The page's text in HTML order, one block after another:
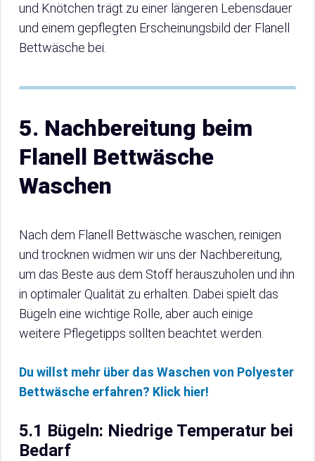
und Knötchen trägt zu einer längeren Lebensdauer
und einem gepflegten Erscheinungsbild der Flanell
Bettwäsche bei.
5. Nachbereitung beim
Flanell Bettwäsche
Waschen
Nach dem Flanell Bettwäsche waschen, reinigen
und trocknen widmen wir uns der Nachbereitung,
um das Beste aus dem Stoff herauszuholen und ihn
in optimaler Qualität zu erhalten. Dabei spielt das
Bügeln eine wichtige Rolle, aber auch einige
weitere Pflegetipps sollten beachtet werden.
Du willst mehr über das Waschen von Polyester
Bettwäsche erfahren? Klick hier!
5.1 Bügeln: Niedrige Temperatur bei
Bedarf